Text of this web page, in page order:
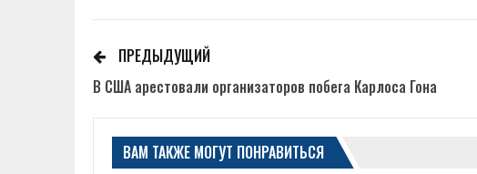
ПРЕДЫДУЩИЙ
В США арестовали организаторов побега Карлоса Гона
ВАМ ТАКЖЕ МОГУТ ПОНРАВИТЬСЯ